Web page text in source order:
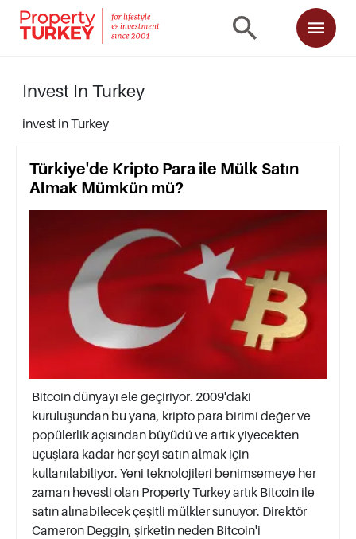
Invest In Turkey
invest in Turkey
Türkiye'de Kripto Para ile Mülk Satın
Almak Mümkün mü?
Bitcoin dünyayı ele geçiriyor. 2009'daki
kuruluşundan bu yana, kripto para birimi değer ve
popülerlik açısından büyüdü ve artık yiyecekten
uçuşlara kadar her şeyi satın almak için
kullanılabiliyor. Yeni teknolojileri benimsemeye her
zaman hevesli olan Property Turkey artık Bitcoin ile
satın alınabilecek çeşitli mülkler sunuyor. Direktör
Cameron Deggin, şirketin neden Bitcoin'i